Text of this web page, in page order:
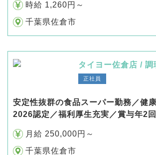
時給 1,260円～
千葉県佐倉市
タイヨー佐倉店 / 調
正社員
安定性抜群の食品スーパー勤務／健
2026認定／福利厚生充実／賞与年2回
月給 250,000円～
千葉県佐倉市